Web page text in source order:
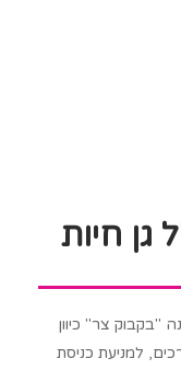
250 מ"ל גן חיות
"בקבוק צר" כיוון
למניעת כניסת